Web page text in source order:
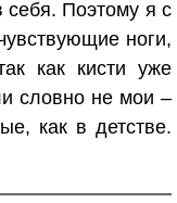
себя. Поэтому я с
ноги,
как кисти уже
словно не мои –
как в детстве.